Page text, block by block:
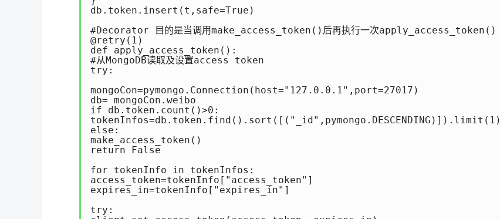
db.token.insert(t,safe=True)
#Decorator 目的是当调用make_access_token()后再执行一次apply_access_token()
@retry(1)
def apply_access_token():
#从MongoDB读取及设置access token
try:
mongoCon=pymongo.Connection(host="127.0.0.1",port=27017)
db= mongoCon.weibo
if db.token.count()>0:
tokenInfos=db.token.find().sort([("_id",pymongo.DESCENDING)]).limit(1)
else:
make_access_token()
return False
for tokenInfo in tokenInfos:
access_token=tokenInfo["access_token"]
expires_in=tokenInfo["expires_in"]
try: